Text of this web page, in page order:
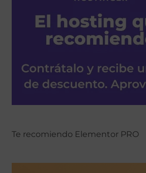
Te recomiendo Elementor PRO